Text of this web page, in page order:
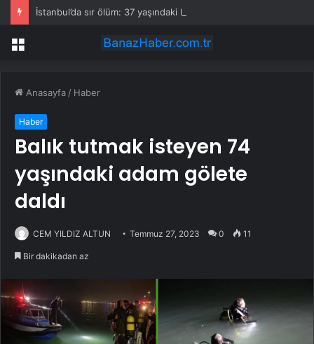
Menü
Anasayfa / Haber
Haber
Balık tutmak isteyen 74
yaşındaki adam gölete
daldı
CEM YILDIZ ALTUN Temmuz 27, 2023 0 11
Bir dakikadan az